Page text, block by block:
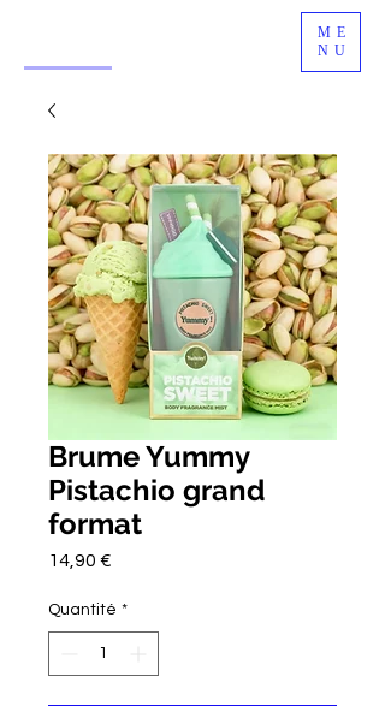
ME
NU
Brume Yummy
Pistachio grand
format
14,90 €
Quantité *